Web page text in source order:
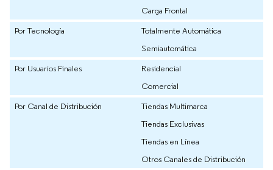
Carga Frontal
Por Tecnología
Totalmente Automática
Semiautomática
Por Usuarios Finales
Residencial
Comercial
Por Canal de Distribución
Tiendas Multimarca
Tiendas Exclusivas
Tiendas en Línea
Otros Canales de Distribución